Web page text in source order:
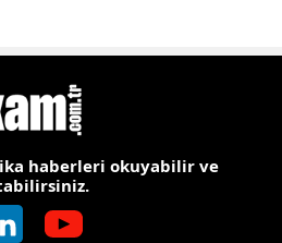
haberleri okuyabilir ve